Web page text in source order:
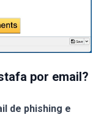
por email?
de phishing e